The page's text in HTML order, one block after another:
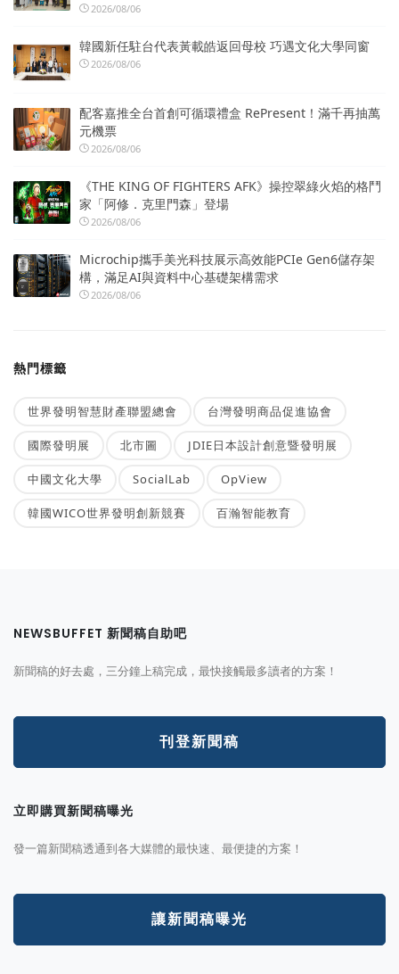
2026/08/06
韓國新任駐台代表黃載皓返回母校 巧遇文化大學同窗
2026/08/06
配客嘉推全台首創可循環禮盒 RePresent！滿千再抽萬
元機票
2026/08/06
《THE KING OF FIGHTERS AFK》操控翠綠火焰的格鬥
家「阿修．克里門森」登場
2026/08/06
Microchip攜手美光科技展示高效能PCIe Gen6儲存架
構，滿足AI與資料中心基礎架構需求
2026/08/06
熱門標籤
世界發明智慧財產聯盟總會 台灣發明商品促進協會
國際發明展 北市圖 JDIE日本設計創意暨發明展
中國文化大學 SocialLab OpView
韓國WICO世界發明創新競賽 百瀚智能教育
NEWSBUFFET 新聞稿自助吧
新聞稿的好去處，三分鐘上稿完成，最快接觸最多讀者的方案！
刊登新聞稿
立即購買新聞稿曝光
發一篇新聞稿透通到各大媒體的最快速、最便捷的方案！
讓新聞稿曝光